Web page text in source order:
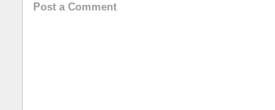
Post a Comment